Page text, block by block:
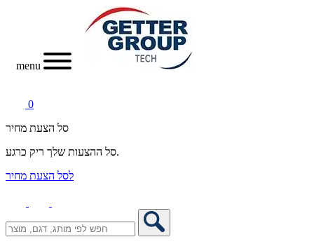
menu
0
סל הצעת מחיר
סל ההצעות שלך ריק כרגע.
לסל הצעת מחיר